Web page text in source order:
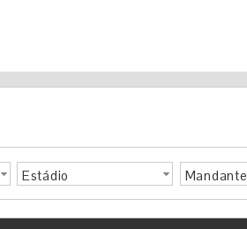
Estádio Mandante